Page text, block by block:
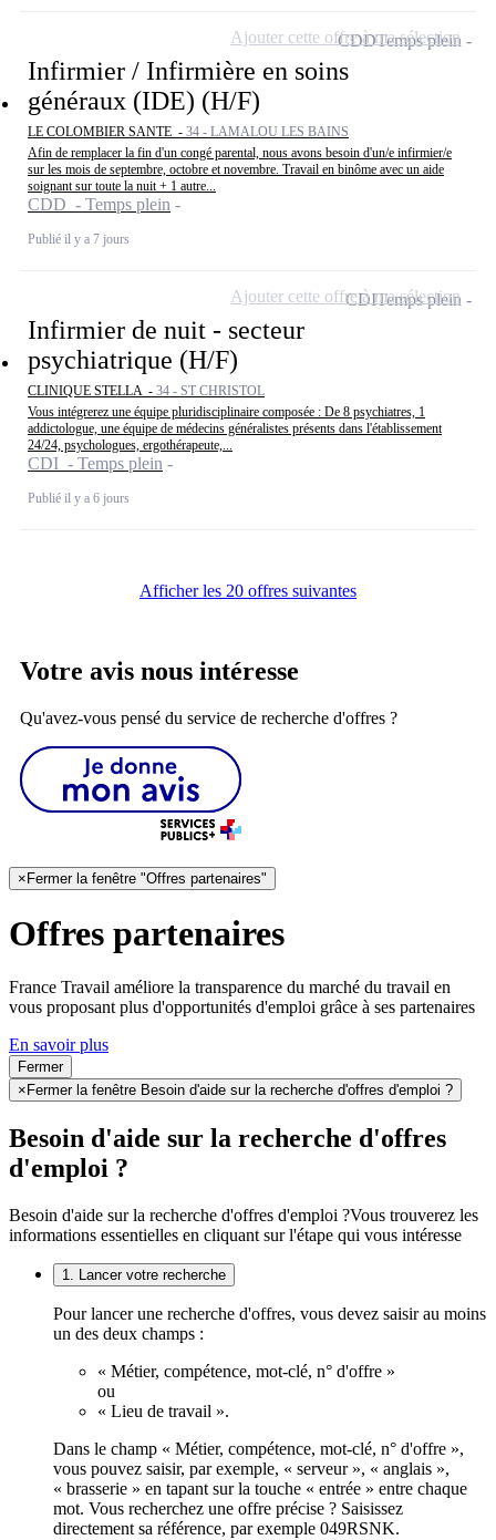
Infirmier / Infirmière en soins
généraux (IDE) (H/F)
LE COLOMBIER SANTE - 34 - LAMALOU LES BAINS
Afin de remplacer la fin d'un congé parental, nous avons besoin d'un/e infirmier/e
sur les mois de septembre, octobre et novembre. Travail en binôme avec un aide
soignant sur toute la nuit + 1 autre...
CDD - Temps plein
Publié il y a 7 jours
CDDTemps plein
Ajouter cette offre à ma sélection
Infirmier de nuit - secteur
psychiatrique (H/F)
CLINIQUE STELLA - 34 - ST CHRISTOL
Vous intégrerez une équipe pluridisciplinaire composée : De 8 psychiatres, 1
addictologue, une équipe de médecins généralistes présents dans l'établissement
24/24, psychologues, ergothérapeute,...
CDI - Temps plein
Publié il y a 6 jours
CDITemps plein
Ajouter cette offre à ma sélection
Afficher les 20 offres suivantes
Votre avis nous intéresse
Qu'avez-vous pensé du service de recherche d'offres ?
×Fermer la fenêtre "Offres partenaires"
Offres partenaires
France Travail améliore la transparence du marché du travail en
vous proposant plus d'opportunités d'emploi grâce à ses partenaires
En savoir plus
Fermer
× Fermer la fenêtre Besoin d'aide sur la recherche d'offres d'emploi ?
Besoin d'aide sur la recherche d'offres
d'emploi ?
Besoin d'aide sur la recherche d'offres d'emploi ?Vous trouverez les
informations essentielles en cliquant sur l'étape qui vous intéresse
1. Lancer votre recherche
Pour lancer une recherche d'offres, vous devez saisir au moins
un des deux champs :
« Métier, compétence, mot-clé, n° d'offre »
ou
« Lieu de travail ».
Dans le champ « Métier, compétence, mot-clé, n° d'offre »,
vous pouvez saisir, par exemple, « serveur », « anglais »,
« brasserie » en tapant sur la touche « entrée » entre chaque
mot. Vous recherchez une offre précise ? Saisissez
directement sa référence, par exemple 049RSNK.